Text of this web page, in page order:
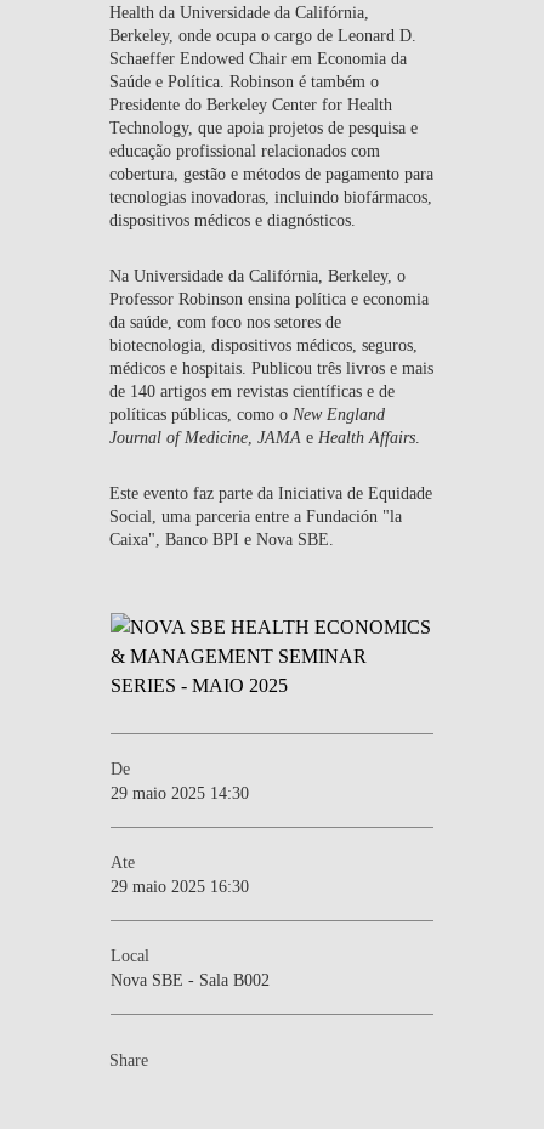
Health da Universidade da Califórnia,
Berkeley, onde ocupa o cargo de Leonard D.
Schaeffer Endowed Chair em Economia da
Saúde e Política. Robinson é também o
Presidente do Berkeley Center for Health
Technology, que apoia projetos de pesquisa e
educação profissional relacionados com
cobertura, gestão e métodos de pagamento para
tecnologias inovadoras, incluindo biofármacos,
dispositivos médicos e diagnósticos.
Na Universidade da Califórnia, Berkeley, o
Professor Robinson ensina política e economia
da saúde, com foco nos setores de
biotecnologia, dispositivos médicos, seguros,
médicos e hospitais. Publicou três livros e mais
de 140 artigos em revistas científicas e de
políticas públicas, como o New England
Journal of Medicine ,JAMA e Health Affairs
Este evento faz parte daIniciativa de Equidade
Social , uma parceria entre aFundación "la
Caixa" ,Banco BPI eNova SBE
De
29 maio 2025 14:30
Ate
29 maio 2025 16:30
Local
Nova SBE - Sala B002
Share